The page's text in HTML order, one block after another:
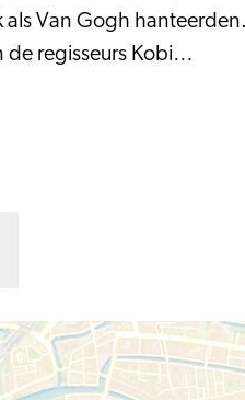
als Van Gogh hanteerden.
de regisseurs Kobi…